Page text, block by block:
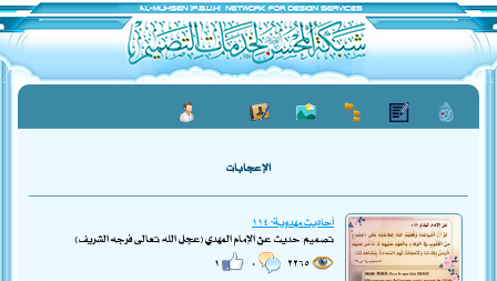
الإعجابات
أحاديث مهدوية- ١١٤
تصميم: حديث عن الإمام المهدي (عجل الله تعالى فرجه الشريف)